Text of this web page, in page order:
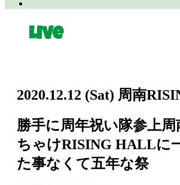
Live
2020.12.12 (Sat) 周南
勝手に周年祝い隊参上周
ちゃけRISING HALLに
た事なくて五年な祭